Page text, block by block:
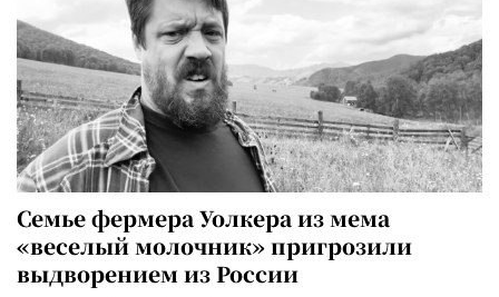
Семье фермера Уолкера из мема
«веселый молочник» пригрозили
выдворением из России